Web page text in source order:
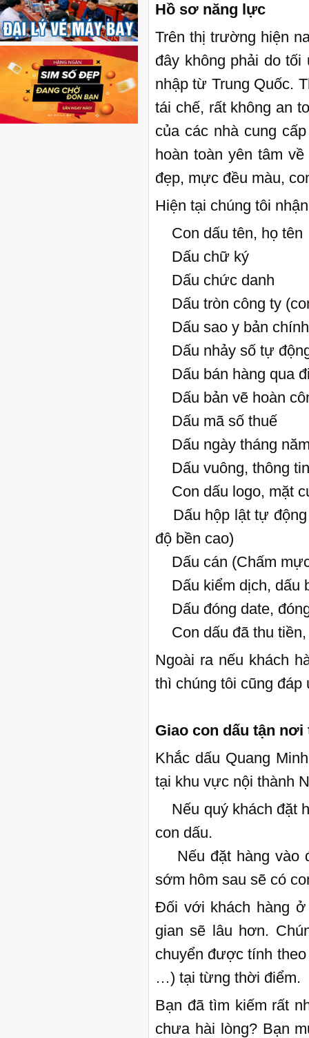
Hồ sơ năng lực
Trên thị trường hiện
đây không phải do
nhập từ Trung Quốc.
tái chế, rất không an
của các nhà cung
hoàn toàn yên tâm
đẹp, mực đều màu,
Hiện tại chúng tôi
Con dấu tên, họ tên
Dấu chữ ký
Dấu chức danh
Dấu tròn công ty
Dấu sao y bản chính
Dấu nhảy số tự
Dấu bán hàng qua
Dấu bản vẽ hoàn
Dấu mã số thuế
Dấu ngày tháng
Dấu vuông, thông
Con dấu logo, mặt
Dấu hộp lật tự động
độ bền cao)
Dấu cán (Chấm
Dấu kiểm dịch, dấu
Dấu đóng date,
Con dấu đã thu
Ngoài ra nếu khách
thì chúng tôi cũng đáp
Giao con dấu tận nơi
Khắc dấu Quang
tại khu vực nội thành
Nếu quý khách đặt
con dấu.
Nếu đặt hàng vào
sớm hôm sau sẽ có
Đối với khách hàng
gian sẽ lâu hơn.
chuyển được tính
…) tại từng thời điểm.
Bạn đã tìm kiếm rất
chưa hài lòng? Bạn